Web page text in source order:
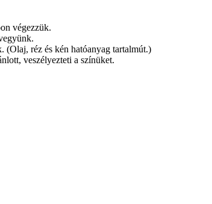
végezzük.
réz és kén hatóanyag tartalmút.)
veszélyezteti a színüket.